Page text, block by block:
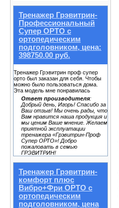
Тренажер Грэвитрин-
Профессиональный
Супер ОРТО с
ортопедическим
подголовником, цена:
398750.00 руб.
Тренажер Грэвитрин проф супер
орто был заказан для себя. Чтобы
можно было пользоваться дома.
Эта модель мне понравилась
Ответ производителя:
Добрый день, Игорь! Спасибо за
Ваш отзыв! Мы очень рады, что
Вам нравится наша продукция и
мы ценим Ваше мнение. Желаем
приятной эксплуатации
тренажера «Грэвитрин-Проф
Супер ОРТО»! Добро
пожаловать в семью
ГРЭВИТРИН!
Тренажер Грэвитрин-
комфорт плюс
Вибро+Фри ОРТО с
ортопедическим
подголовником, цена